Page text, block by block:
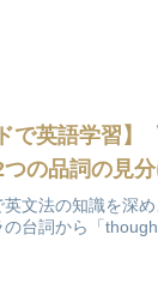
で英語学習】
の品詞の見
文法の知識を深
の台詞から「